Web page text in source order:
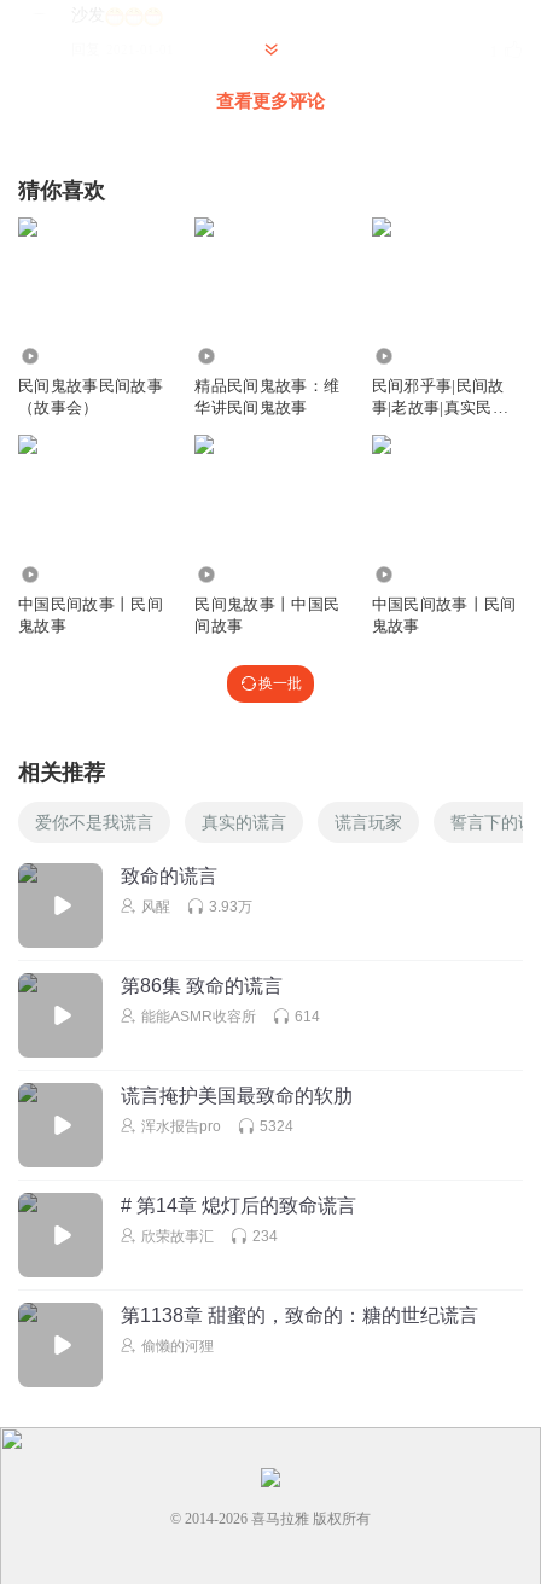
回复 @玲_心有索属 嗯嗯，马上就开vip专辑了
查看更多评论
猜你喜欢
民间鬼故事民间故事
（故事会）
精品民间鬼故事：维
华讲民间鬼故事
民间邪乎事|民间故
事|老故事|真实民间
中国民间故事丨民间
鬼故事
民间鬼故事丨中国民
间故事
中国民间故事丨民间
鬼故事
换一批
相关推荐
爱你不是我谎言 真实的谎言 谎言玩家 誓言下的谎
致命的谎言
风醒 3.93万
第86集 致命的谎言
能能ASMR收容所 614
谎言掩护美国最致命的软肋
浑水报告pro 5324
# 第14章 熄灯后的致命谎言
欣荣故事汇 234
第1138章 甜蜜的，致命的：糖的世纪谎言
偷懒的河狸
© 2014-2026 喜马拉雅 版权所有